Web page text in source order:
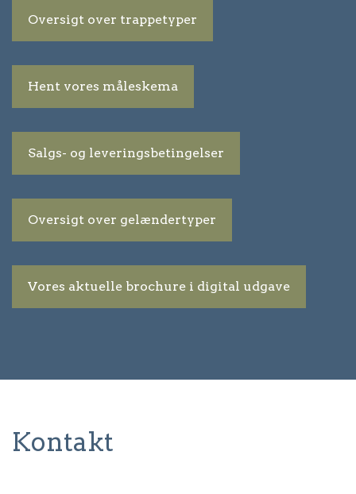
Oversigt over trappetyper
Hent vores måleskema
Salgs- og leveringsbetingelser
Oversigt over gelændertyper
Vores aktuelle brochure i digital udgave
Kontakt